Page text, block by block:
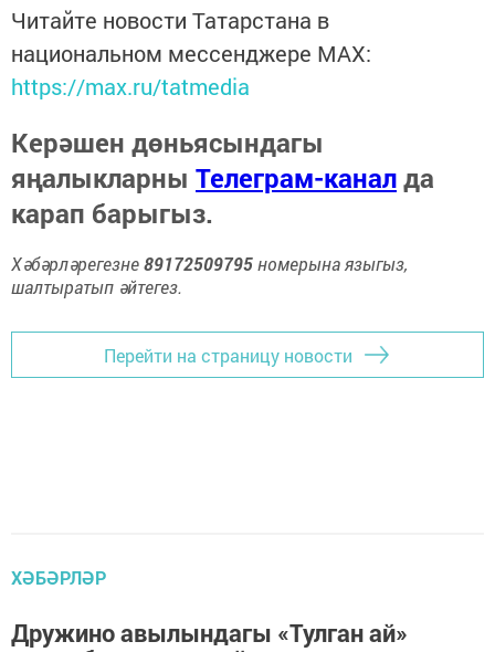
Читайте новости Татарстана в
национальном мессенджере MАХ:
https://max.ru/tatmedia
Керәшен дөньясындагы
яңалыкларны Телеграм-каналда
карап барыгыз.
Хәбәрләрегезне89172509795номерына языгыз,
шалтыратып әйтегез.
Перейти на страницу новости
ХӘБӘРЛӘР
Дружино авылындагы «Тулган ай»